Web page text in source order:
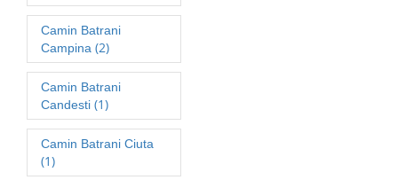
Camin Batrani
Campina (2)
Camin Batrani
Candesti (1)
Camin Batrani Ciuta
(1)